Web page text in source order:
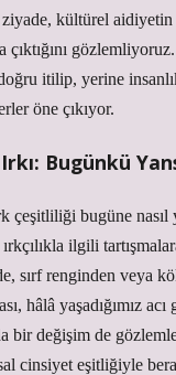
kültürel aidiyetin
çıktığını
itilip, yerine
öne çıkıyor.
Bugünkü
çeşitliliği bugüne nasıl
ırkçılıkla ilgili
sırf renginden veya
hâlâ yaşadığımız
bir değişim de
cinsiyet eşitliğiyle